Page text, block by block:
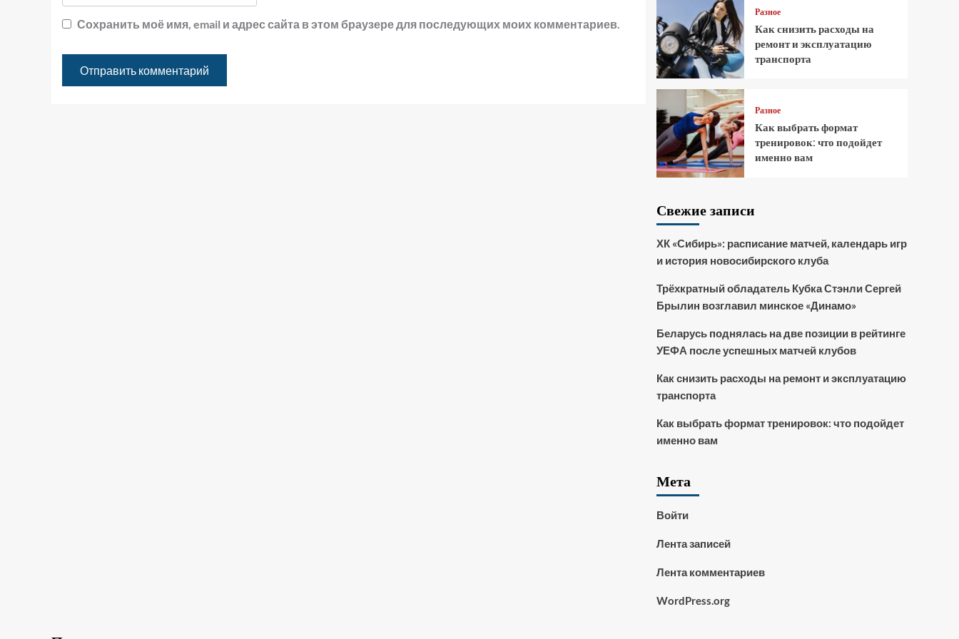
Сохранить моё имя, email и адрес сайта в этом браузере для последующих моих комментариев.
Разное
Как снизить расходы на
ремонт и эксплуатацию
транспорта
Разное
Как выбрать формат
тренировок: что подойдет
именно вам
Свежие записи
ХК «Сибирь»: расписание матчей, календарь игр
и история новосибирского клуба
Трёхкратный обладатель Кубка Стэнли Сергей
Брылин возглавил минское «Динамо»
Беларусь поднялась на две позиции в рейтинге
УЕФА после успешных матчей клубов
Как снизить расходы на ремонт и эксплуатацию
транспорта
Как выбрать формат тренировок: что подойдет
именно вам
Мета
Войти
Лента записей
Лента комментариев
WordPress.org